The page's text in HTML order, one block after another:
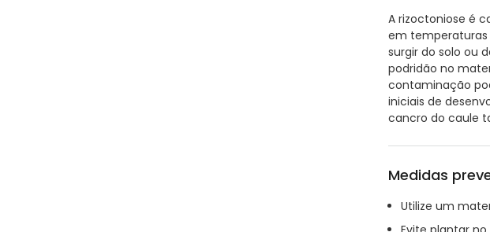
A rizoctoniose é
em temperaturas
surgir do solo ou
podridão no
contaminação
iniciais de
cancro do caule
Medidas
Utilize um